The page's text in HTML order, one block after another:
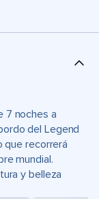
7 noches a
del Legend
que recorrerá
mundial.
y belleza